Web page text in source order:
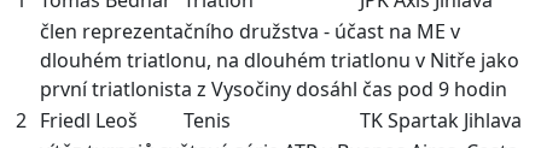
člen reprezentačního družstva - účast na ME v
dlouhém triatlonu, na dlouhém triatlonu v Nitře jako
první triatlonista z Vysočiny dosáhl čas pod 9 hodin
2 Friedl Leoš Tenis
TK Spartak Jihlava